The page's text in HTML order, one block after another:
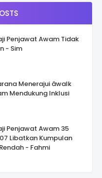
Penjawat Awam Tidak
- Sim
Menerajui âwalk
Mendukung Inklusi
Penjawat Awam 35
Libatkan Kumpulan
- Fahmi